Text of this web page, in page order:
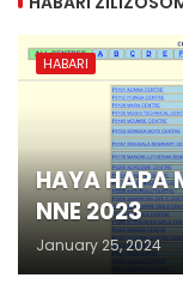
HABARI
HAYA HAPA
NNE 2023
January 25, 2024